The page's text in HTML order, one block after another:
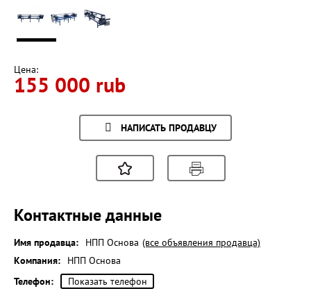
Цена:
155 000 rub
НАПИСАТЬ ПРОДАВЦУ
Контактные данные
Имя продавца: НПП Основа (все объявления продавца)
Компания:
НПП Основа
Телефон:
Показать телефон